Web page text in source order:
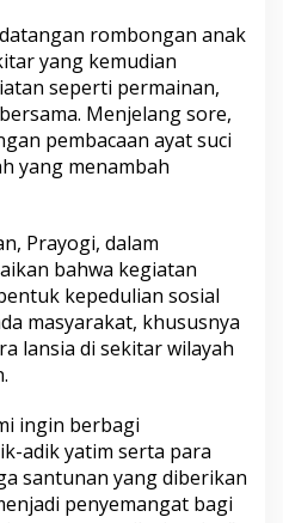
rombongan anak
yang kemudian
seperti permainan,
Menjelang sore,
pembacaan ayat suci
yang menambah
Prayogi, dalam
bahwa kegiatan
kepedulian sosial
masyarakat, khususnya
lansia di sekitar wilayah
ingin berbagi
adik yatim serta para
santunan yang diberikan
penyemangat bagi